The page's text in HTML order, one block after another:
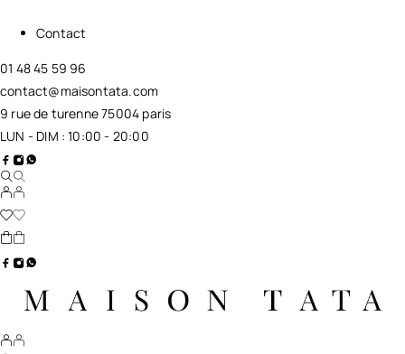
Contact
01 48 45 59 96
contact@maisontata.com
9 rue de turenne 75004 paris
LUN - DIM : 10:00 - 20:00